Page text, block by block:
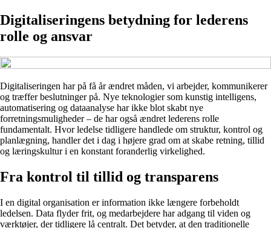
Digitaliseringens betydning for lederens
rolle og ansvar
Digitaliseringen har på få år ændret måden, vi arbejder, kommunikerer
og træffer beslutninger på. Nye teknologier som kunstig intelligens,
automatisering og dataanalyse har ikke blot skabt nye
forretningsmuligheder – de har også ændret lederens rolle
fundamentalt. Hvor ledelse tidligere handlede om struktur, kontrol og
planlægning, handler det i dag i højere grad om at skabe retning, tillid
og læringskultur i en konstant foranderlig virkelighed.
Fra kontrol til tillid og transparens
I en digital organisation er information ikke længere forbeholdt
ledelsen. Data flyder frit, og medarbejdere har adgang til viden og
værktøjer, der tidligere lå centralt. Det betyder, at den traditionelle